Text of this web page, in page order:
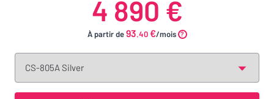
4 890 €
À partir de93.40€/mois